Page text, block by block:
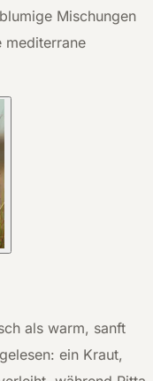
Mischungen
mediterrane
als warm, sanft
ein Kraut,